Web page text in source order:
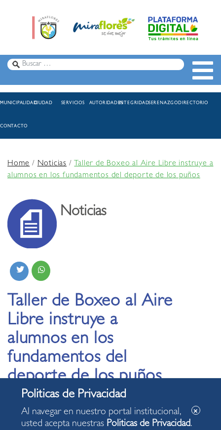
MUNICIPALIDADCIUDAD SERVICIOS AUTORIDADESINTEGRIDADSERENAZGODIRECTORIO
CONTACTO
Home/Noticias /Taller de Boxeo al Aire Libre instruye a
alumnos en los fundamentos del deporte de los puños
Noticias
Taller de Boxeo al Aire
Libre instruye a
alumnos en los
fundamentos del
deporte de los puños
02.09.2022
Al navegar en nuestro portal institucional,
usted acepta nuestras Politicas de Privacidad.